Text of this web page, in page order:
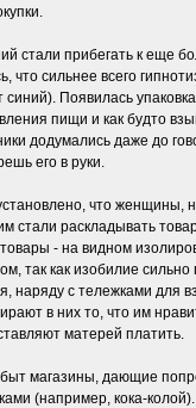
стали прибегать к еще
что сильнее всего
синий). Появилась
пищи и как будто
додумались даже до
его в руки.
что женщины,
стали раскладывать
- на видном
так как изобилие
наряду с тележками для
в них то, что им
матерей платить.
магазины, дающие
(например, кока-